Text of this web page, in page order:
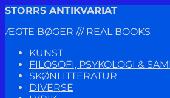
Spring
navigation
Spring
indhold
STORRS ANTIKVARIAT
ÆGTE BØGER /// REAL BOOKS
KUNST
FILOSOFI, PSYKOLOGI &
SKØNLITTERATUR
DIVERSE